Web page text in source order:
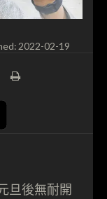
2022-02-19
旦後無耐開